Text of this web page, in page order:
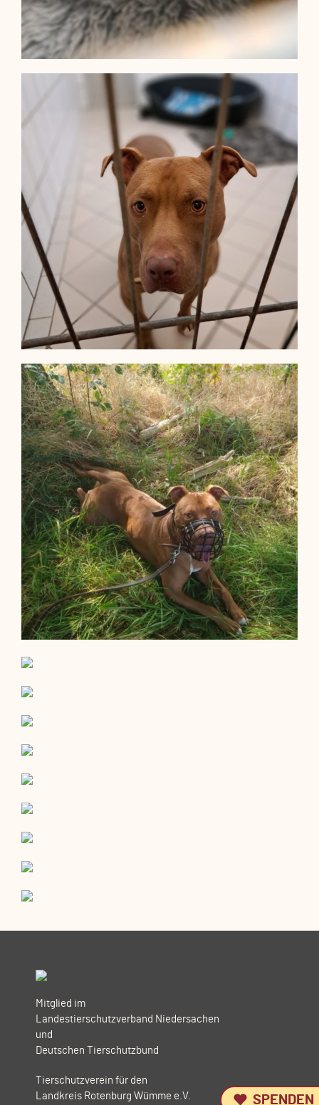
SPENDEN
Mitglied im
Landestierschutzverband Niedersachen
und
Deutschen Tierschutzbund
Tierschutzverein für den
Landkreis Rotenburg Wümme e.V.